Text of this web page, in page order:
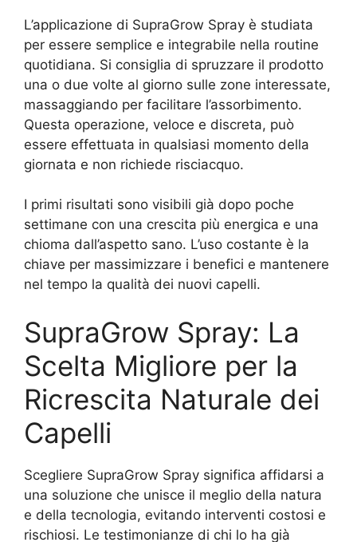
L’applicazione di SupraGrow Spray è studiata
per essere semplice e integrabile nella routine
quotidiana. Si consiglia di spruzzare il prodotto
una o due volte al giorno sulle zone interessate,
massaggiando per facilitare l’assorbimento.
Questa operazione, veloce e discreta, può
essere effettuata in qualsiasi momento della
giornata e non richiede risciacquo.
I primi risultati sono visibili già dopo poche
settimane con una crescita più energica e una
chioma dall’aspetto sano. L’uso costante è la
chiave per massimizzare i benefici e mantenere
nel tempo la qualità dei nuovi capelli.
SupraGrow Spray: La
Scelta Migliore per la
Ricrescita Naturale dei
Capelli
Scegliere SupraGrow Spray significa affidarsi a
una soluzione che unisce il meglio della natura
e della tecnologia, evitando interventi costosi e
rischiosi. Le testimonianze di chi lo ha già